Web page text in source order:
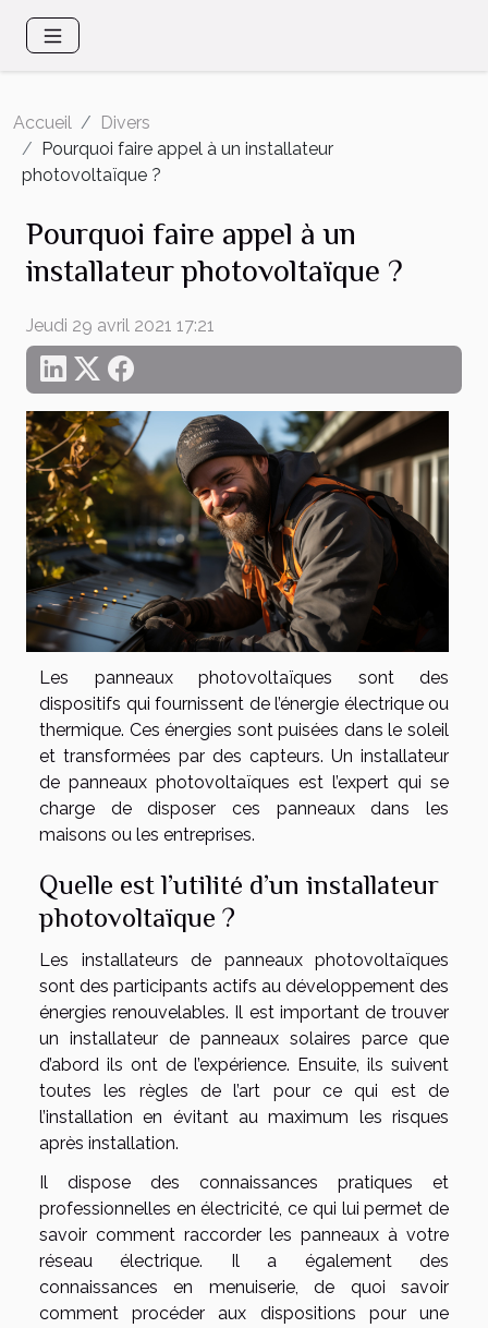
Accueil
Divers
Pourquoi faire appel à un installateur
photovoltaïque ?
Pourquoi faire appel à un
installateur photovoltaïque ?
Jeudi 29 avril 2021 17:21
Les panneaux photovoltaïques sont des
dispositifs qui fournissent de l’énergie électrique ou
thermique. Ces énergies sont puisées dans le soleil
et transformées par des capteurs. Un installateur
de panneaux photovoltaïques est l’expert qui se
charge de disposer ces panneaux dans les
maisons ou les entreprises.
Quelle est l’utilité d’un installateur
photovoltaïque ?
Les installateurs de panneaux photovoltaïques
sont des participants actifs au développement des
énergies renouvelables. Il est important de trouver
un installateur de panneaux solaires parce que
d’abord ils ont de l’expérience. Ensuite, ils suivent
toutes les règles de l’art pour ce qui est de
l’installation en évitant au maximum les risques
après installation.
Il dispose des connaissances pratiques et
professionnelles en électricité, ce qui lui permet de
savoir comment raccorder les panneaux à votre
réseau électrique. Il a également des
connaissances en menuiserie, de quoi savoir
comment procéder aux dispositions pour une